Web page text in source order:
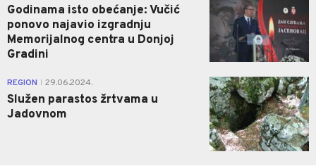
Godinama isto obećanje: Vučić
ponovo najavio izgradnju
Memorijalnog centra u Donjoj
Gradini
REGION 29.06.2024.
Služen parastos žrtvama u
Jadovnom
0